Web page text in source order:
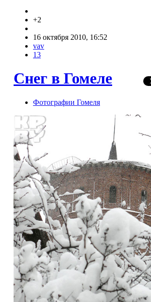
+2
16 октября 2010, 16:52
vav
13
Снег в Гомеле
Фотографии Гомеля